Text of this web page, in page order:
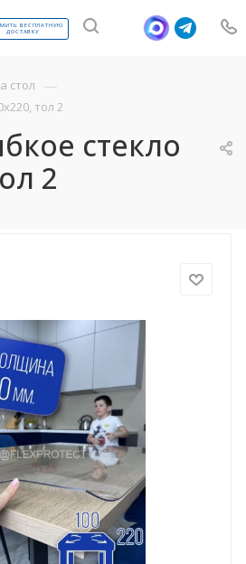
БЕСПЛАТНУЮ
ДОСТАВКУ
стол —
тол 2
стекло
2